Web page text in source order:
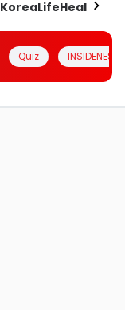
KoreaLifeHealth
Quiz INSIDENESIA